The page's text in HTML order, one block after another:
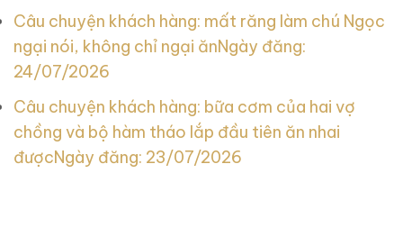
Câu chuyện khách hàng: mất răng làm chú Ngọc
ngại nói, không chỉ ngại ănNgày đăng:
24/07/2026
Câu chuyện khách hàng: bữa cơm của hai vợ
chồng và bộ hàm tháo lắp đầu tiên ăn nhai
đượcNgày đăng: 23/07/2026